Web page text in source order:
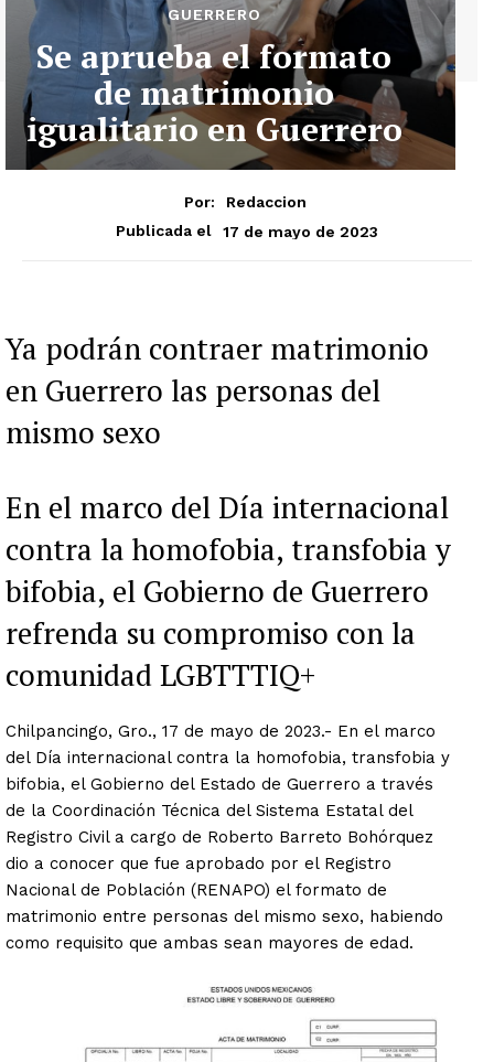
GUERRERO
Se aprueba el formato
de matrimonio
igualitario en Guerrero
Por:
Redaccion
Publicada el
17 de mayo de 2023
Ya podrán contraer matrimonio
en Guerrero las personas del
mismo sexo
En el marco del Día internacional
contra la homofobia, transfobia y
bifobia, el Gobierno de Guerrero
refrenda su compromiso con la
comunidad LGBTTTIQ+
Chilpancingo, Gro., 17 de mayo de 2023.- En el marco
del Día internacional contra la homofobia, transfobia y
bifobia, el Gobierno del Estado de Guerrero a través
de la Coordinación Técnica del Sistema Estatal del
Registro Civil a cargo de Roberto Barreto Bohórquez
dio a conocer que fue aprobado por el Registro
Nacional de Población (RENAPO) el formato de
matrimonio entre personas del mismo sexo, habiendo
como requisito que ambas sean mayores de edad.